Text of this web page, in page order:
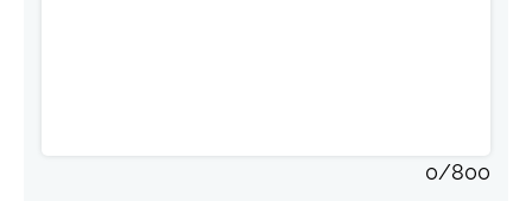
0/800